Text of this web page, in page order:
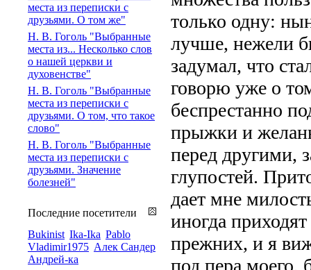
только одну:
лучше, нежели
задумал, что
говорю уже о
беспрестанно
прыжки и
перед другими,
глупостей.
дает мне
иногда
прежних, и я
под пера моего,
места из переписки с
друзьями. О том же"
Н. В. Гоголь "Выбранные
места из... Несколько слов
о нашей церкви и
духовенстве"
Н. В. Гоголь "Выбранные
места из переписки с
друзьями. О том, что такое
слово"
Н. В. Гоголь "Выбранные
места из переписки с
друзьями. Значение
болезней"
Последние посетители
Bukinist Ika-Ika Pablo
Vladimir1975 Алек Сандер
Андрей-ка